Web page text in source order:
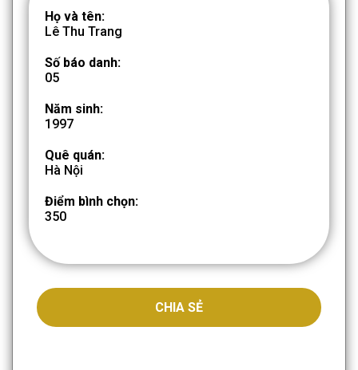
Họ và tên:
Lê Thu Trang
Số báo danh:
05
Năm sinh:
1997
Quê quán:
Hà Nội
Điểm bình chọn:
350
CHIA SẺ